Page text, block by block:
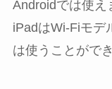
Androidでは使え
iPadはWi-Fiモデ
は使うことがで